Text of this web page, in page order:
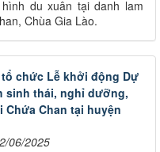
du xuân tại danh lam
Chùa Gia Lào.
chức Lễ khởi động Dự
sinh thái, nghỉ dưỡng,
Chứa Chan tại huyện
06/2025